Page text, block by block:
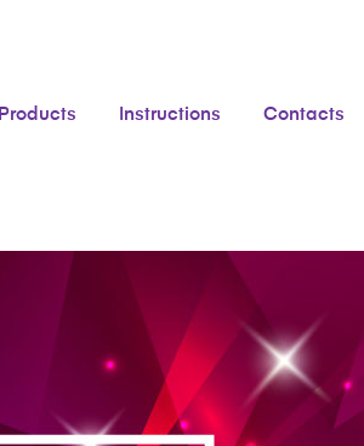
Products Instructions Contacts